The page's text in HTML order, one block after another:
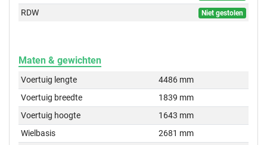
RDW Niet gestolen
Maten & gewichten
Voertuig lengte
4486 mm
Voertuig breedte
1839 mm
Voertuig hoogte
1643 mm
Wielbasis
2681 mm